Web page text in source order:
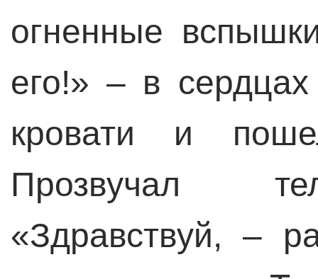
огненные
его!» – в
кровати и
Прозвучал
«Здравствуй, –